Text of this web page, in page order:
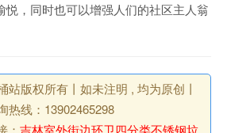
悦，同时也可以增强人们的社区主人翁
站版权所有丨如未注明 , 均为原创丨
热线：13902465298
： 吉林室外街边环卫四分类不锈钢垃